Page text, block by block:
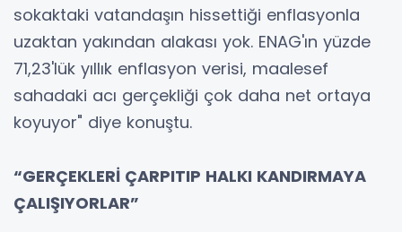
sokaktaki vatandaşın hissettiği enflasyonla
uzaktan yakından alakası yok. ENAG'ın yüzde
71,23'lük yıllık enflasyon verisi, maalesef
sahadaki acı gerçekliği çok daha net ortaya
koyuyor" diye konuştu.
“GERÇEKLERİ ÇARPITIP HALKI KANDIRMAYA
ÇALIŞIYORLAR”